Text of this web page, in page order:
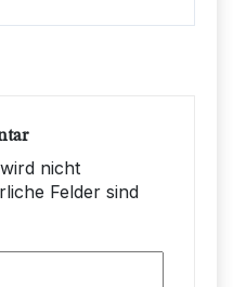
nicht
Felder sind